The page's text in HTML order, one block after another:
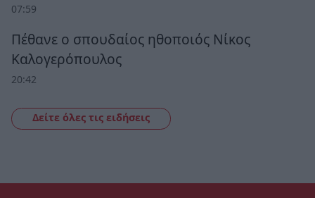
07:59
Πέθανε ο σπουδαίος ηθοποιός Νίκος
Καλογερόπουλος
20:42
Δείτε όλες τις ειδήσεις